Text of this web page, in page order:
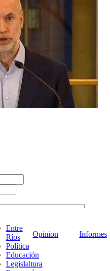
Entre
Ríos
Política
Educación
Legislaltura
Opinion Informes